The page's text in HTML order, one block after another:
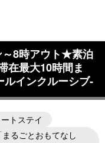
～8時アウト★素泊
在最大10時間ま
インクルーシブ‐
トステイ
るごとおもてなし